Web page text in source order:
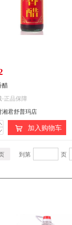
醋
正品保障
湘君舒普玛店
加入购物车
到第 页